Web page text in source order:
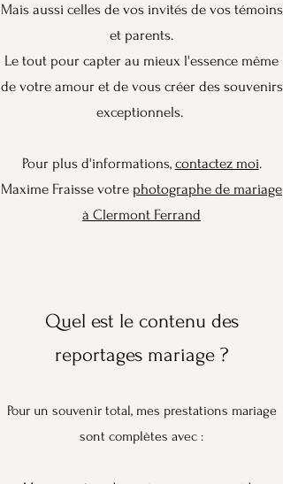
Mais aussi celles de vos invités de vos témoins
et parents.
Le tout pour capter au mieux l'essence même
de votre amour et de vous créer des souvenirs
exceptionnels.
Pour plus d'informations, contactez moi.
Maxime Fraisse votre photographe de mariage
à Clermont Ferrand
Quel est le contenu des
reportages mariage ?
Pour un souvenir total, mes prestations mariage
sont complètes avec :